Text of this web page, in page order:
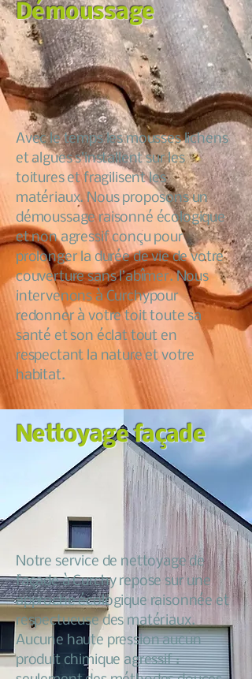
Démoussage
Avec le temps les mousses lichens
et algues s’installent sur les
toitures et fragilisent les
matériaux. Nous proposons un
démoussage raisonné écologique
et non agressif conçu pour
prolonger la durée de vie de votre
couverture sans l’abîmer. Nous
intervenons à Curchypour
redonner à votre toit toute sa
santé et son éclat tout en
respectant la nature et votre
habitat.
Nettoyage façade
Notre service de nettoyage de
façade à Curchy repose sur une
approche écologique raisonnée et
respectueuse des matériaux.
Aucune haute pression aucun
produit chimique agressif :